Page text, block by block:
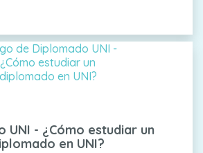
UNI - ¿Cómo estudiar un
en UNI?